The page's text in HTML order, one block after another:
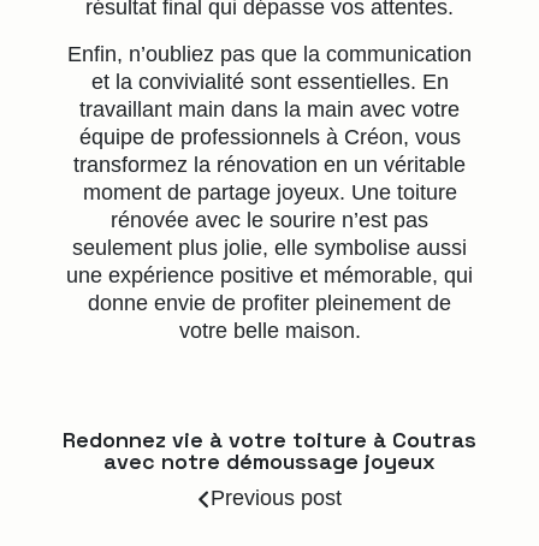
résultat final qui dépasse vos attentes.
Enfin, n’oubliez pas que la communication
et la convivialité sont essentielles. En
travaillant main dans la main avec votre
équipe de professionnels à Créon, vous
transformez la rénovation en un véritable
moment de partage joyeux. Une toiture
rénovée avec le sourire n’est pas
seulement plus jolie, elle symbolise aussi
une expérience positive et mémorable, qui
donne envie de profiter pleinement de
votre belle maison.
Redonnez vie à votre toiture à Coutras
avec notre démoussage joyeux
Previous post